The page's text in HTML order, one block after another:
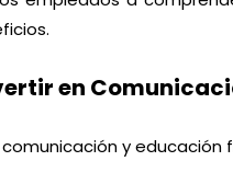
en
y educación